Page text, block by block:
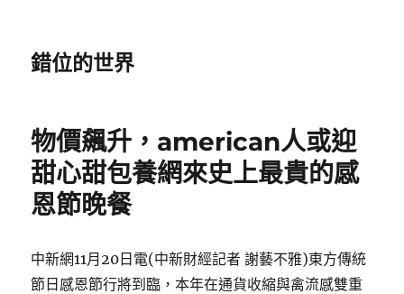
錯位的世界
物價飆升，american人或迎
甜心甜包養網來史上最貴的感
恩節晚餐
中新網11月20日電(中新財經記者 謝藝不雅)東方傳統
節日感恩節行將到臨，本年在通貨收縮與禽流感雙重